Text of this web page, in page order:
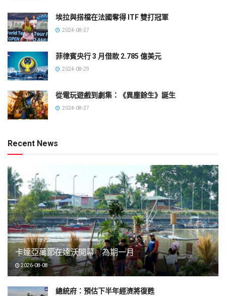
埃拉與搭檔在法國奪得 ITF 雙打冠軍
2024-08-27
菲律賓央行 3 月借款 2.785 億美元
2024-08-29
從電玩遊戲到劇集：《異塵餘生》誕生
2024-08-27
Recent News
卡達亞萬節在達沃開幕 為期一月
2026-08-08
總統府：預估下半年經濟將復甦